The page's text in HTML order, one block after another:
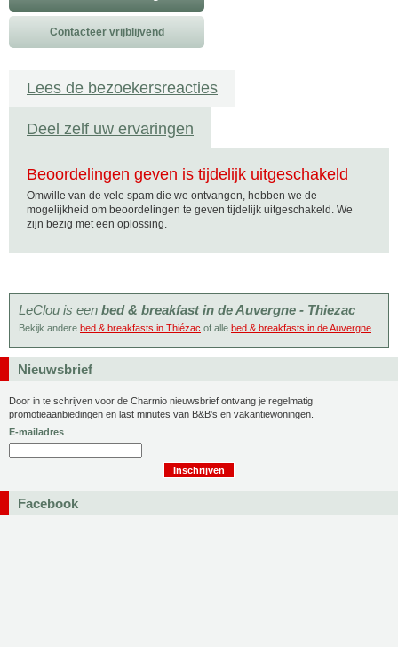
Contacteer vrijblijvend
Lees de bezoekersreacties
Deel zelf uw ervaringen
Beoordelingen geven is tijdelijk uitgeschakeld
Omwille van de vele spam die we ontvangen, hebben we de
mogelijkheid om beoordelingen te geven tijdelijk uitgeschakeld. We
zijn bezig met een oplossing.
LeClou is een bed & breakfast in de Auvergne - Thiezac
Bekijk andere bed & breakfasts in Thiézac of alle bed & breakfasts in de Auvergne
Nieuwsbrief
Door in te schrijven voor de Charmio nieuwsbrief ontvang je regelmatig
promotieaanbiedingen en last minutes van B&B's en vakantiewoningen.
E-mailadres
Facebook